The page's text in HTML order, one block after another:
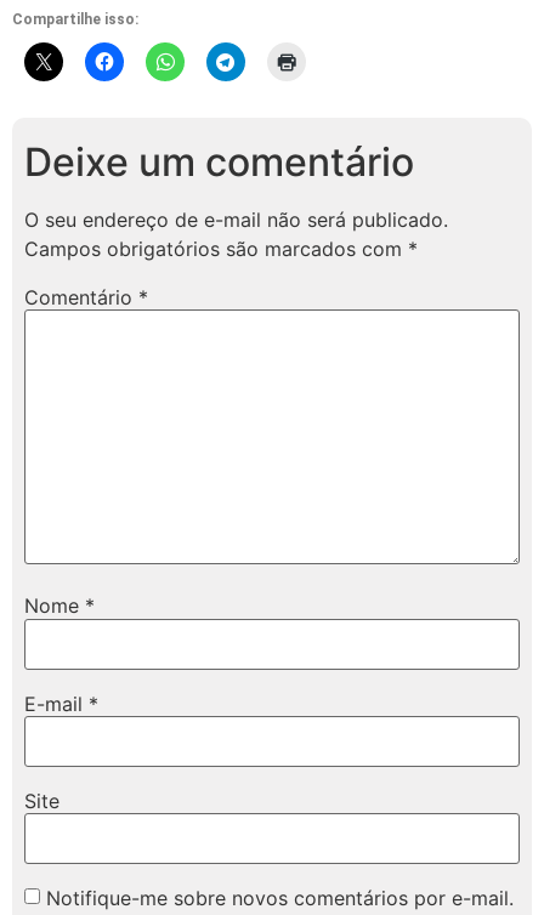
Compartilhe isso:
Deixe um comentário
O seu endereço de e-mail não será publicado.
Campos obrigatórios são marcados com *
Comentário *
Nome *
E-mail *
Site
Notifique-me sobre novos comentários por e-mail.